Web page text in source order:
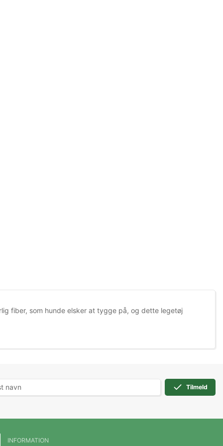
fiber, som hunde elsker at tygge på, og dette legetøj
Tilmeld
INFORMATION